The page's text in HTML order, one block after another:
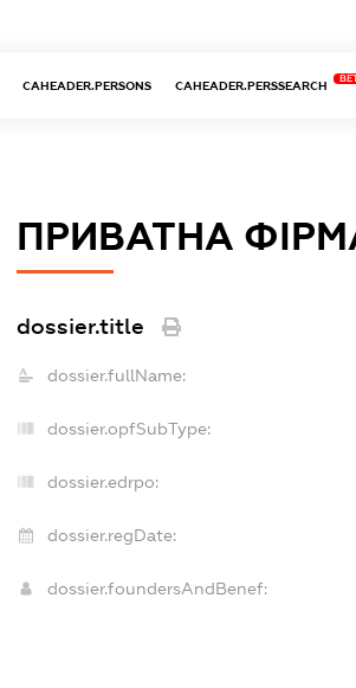
CAHEADER.PERSONS CAHEADER.PERSSEARCH
ПРИВАТНА
dossier.title
dossier.fullName:
dossier.opfSubType:
dossier.edrpo:
dossier.regDate:
dossier.foundersAndBenef: